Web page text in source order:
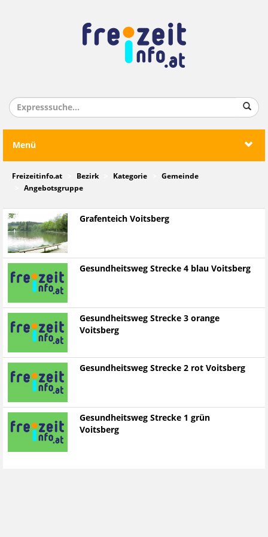
Menü
Freizeitinfo.at Bezirk Kategorie
Gemeinde
Angebotsgruppe
Grafenteich Voitsberg
Gesundheitsweg Strecke 4 blau Voitsberg
Gesundheitsweg Strecke 3 orange
Voitsberg
Gesundheitsweg Strecke 2 rot Voitsberg
Gesundheitsweg Strecke 1 grün
Voitsberg